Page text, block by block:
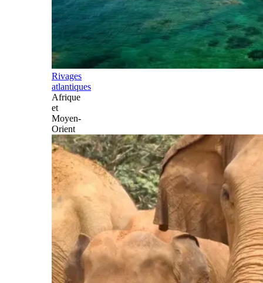
Rivages
atlantiques
Afrique
et
Moyen-
Orient